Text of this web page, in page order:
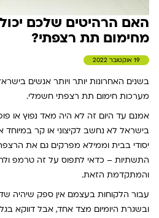
האם הרהיטים שלכם
מחימום תת רצפתי?
19 אוקטובר 2022
בשנים האחרונות יותר ויותר אנשים
מערכות חימום תת רצפתי חשמלי.
אמנם עד היום זה לא היה מאד נפוץ או
בישראל לא נחשב לקיצוני או קר
יסודי בבית וממילא מפרקים גם את
התשתיות – כדאי לתפוס על זה טרמפ
והמתקדמת הזאת.
עבור הלקוחות בעצמם אין ספק שיהיה
ובשגרת היומיום מצד אחד, אבל דווקא